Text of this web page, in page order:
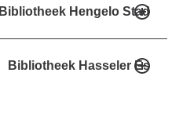
Bibliotheek Hengelo Stad
Bibliotheek Hasseler Es